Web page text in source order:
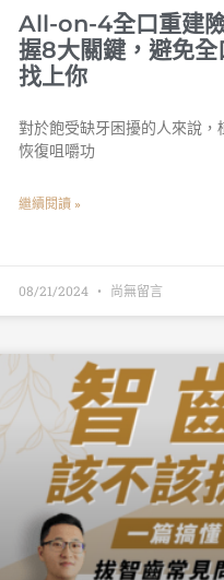
All-on-4全口重建
握8大關鍵，避免全
找上你
對於飽受缺牙困擾的人來說，
恢復咀嚼功
繼續閱讀 »
08/21/2024 尚無留言